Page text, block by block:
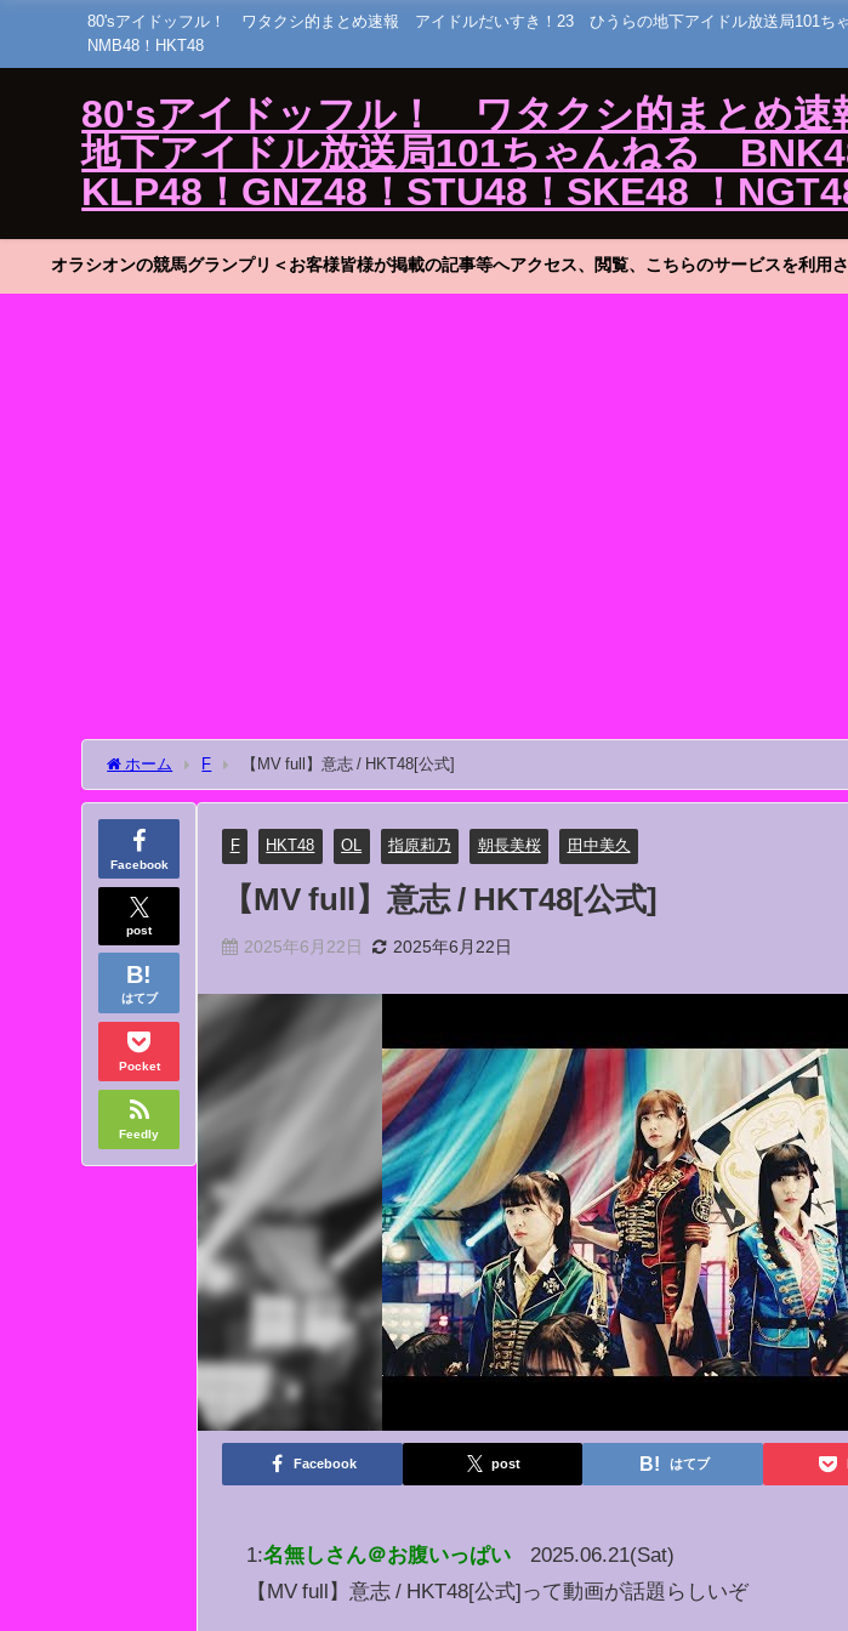
80'sアイドッフル！ ワタクシ的まとめ速報 アイドルだいすき！23 ひうらの地下アイドル放送局101ち
NMB48！HKT48
80'sアイドッフル！ ワタクシ的まとめ
地下アイドル放送局101ちゃんねる
KLP48！GNZ48！STU48！SKE48 ！
オラシオンの競馬グランプリ＜お客様皆様が掲載の記事等へアクセス、閲覧、こちらのサービスを利
ホーム F 【MV full】意志 / HKT48[公式]
Facebook
post
はてブ
Pocket
Feedly
F HKT48 OL 指原莉乃 朝長美桜 田中美久
【MV full】意志 / HKT48[公式]
2025年6月22日 2025年6月22日
Facebook post はてブ
1:名無しさん＠お腹いっぱい
2025.06.21(Sat)
【MV full】意志 / HKT48[公式]って動画が話題らしいぞ